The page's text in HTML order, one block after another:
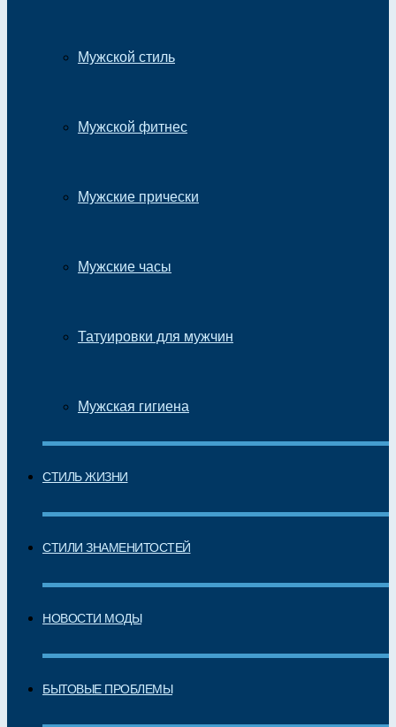
Мужской стиль
Мужской фитнес
Мужские прически
Мужские часы
Татуировки для мужчин
Мужская гигиена
СТИЛЬ ЖИЗНИ
СТИЛИ ЗНАМЕНИТОСТЕЙ
НОВОСТИ МОДЫ
БЫТОВЫЕ ПРОБЛЕМЫ